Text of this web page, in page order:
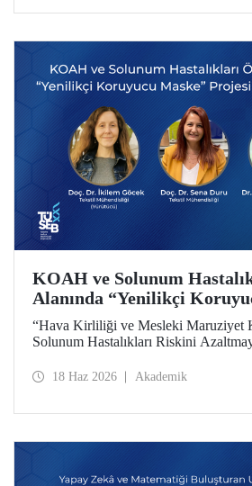
KOAH ve Solunum
Alanında “Yenilikçi
Projesine TÜSEB Desteği
“Hava Kirliliği ve Mesleki Maruziyet
Solunum Hastalıkları Riskini
Sisteminin Geliştirilmesi” başlıklı
18 Haz 2026 Akademik